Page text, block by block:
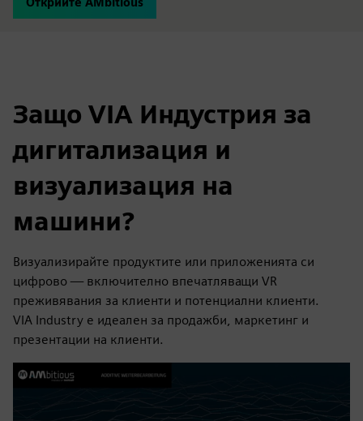
Защо VIA Индустрия за
дигитализация и
визуализация на
машини?
Визуализирайте продуктите или приложенията си
цифрово — включително впечатляващи VR
преживявания за клиенти и потенциални клиенти.
VIA Industry е идеален за продажби, маркетинг и
презентации на клиенти.